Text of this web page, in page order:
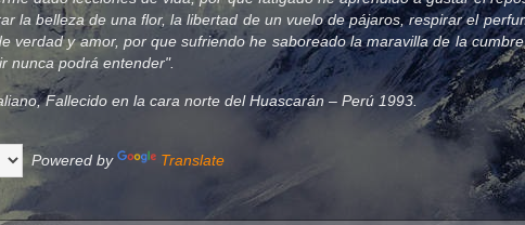
la belleza de una flor, la libertad de un vuelo de pájaros, respirar el
verdad y amor, por que sufriendo he saboreado la maravilla de la
nunca podrá entender".
Fallecido en la cara norte del Huascarán – Perú 1993.
Powered by Translate